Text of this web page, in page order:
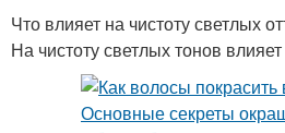
Что влияет на чистоту светлых
На чистоту светлых тонов